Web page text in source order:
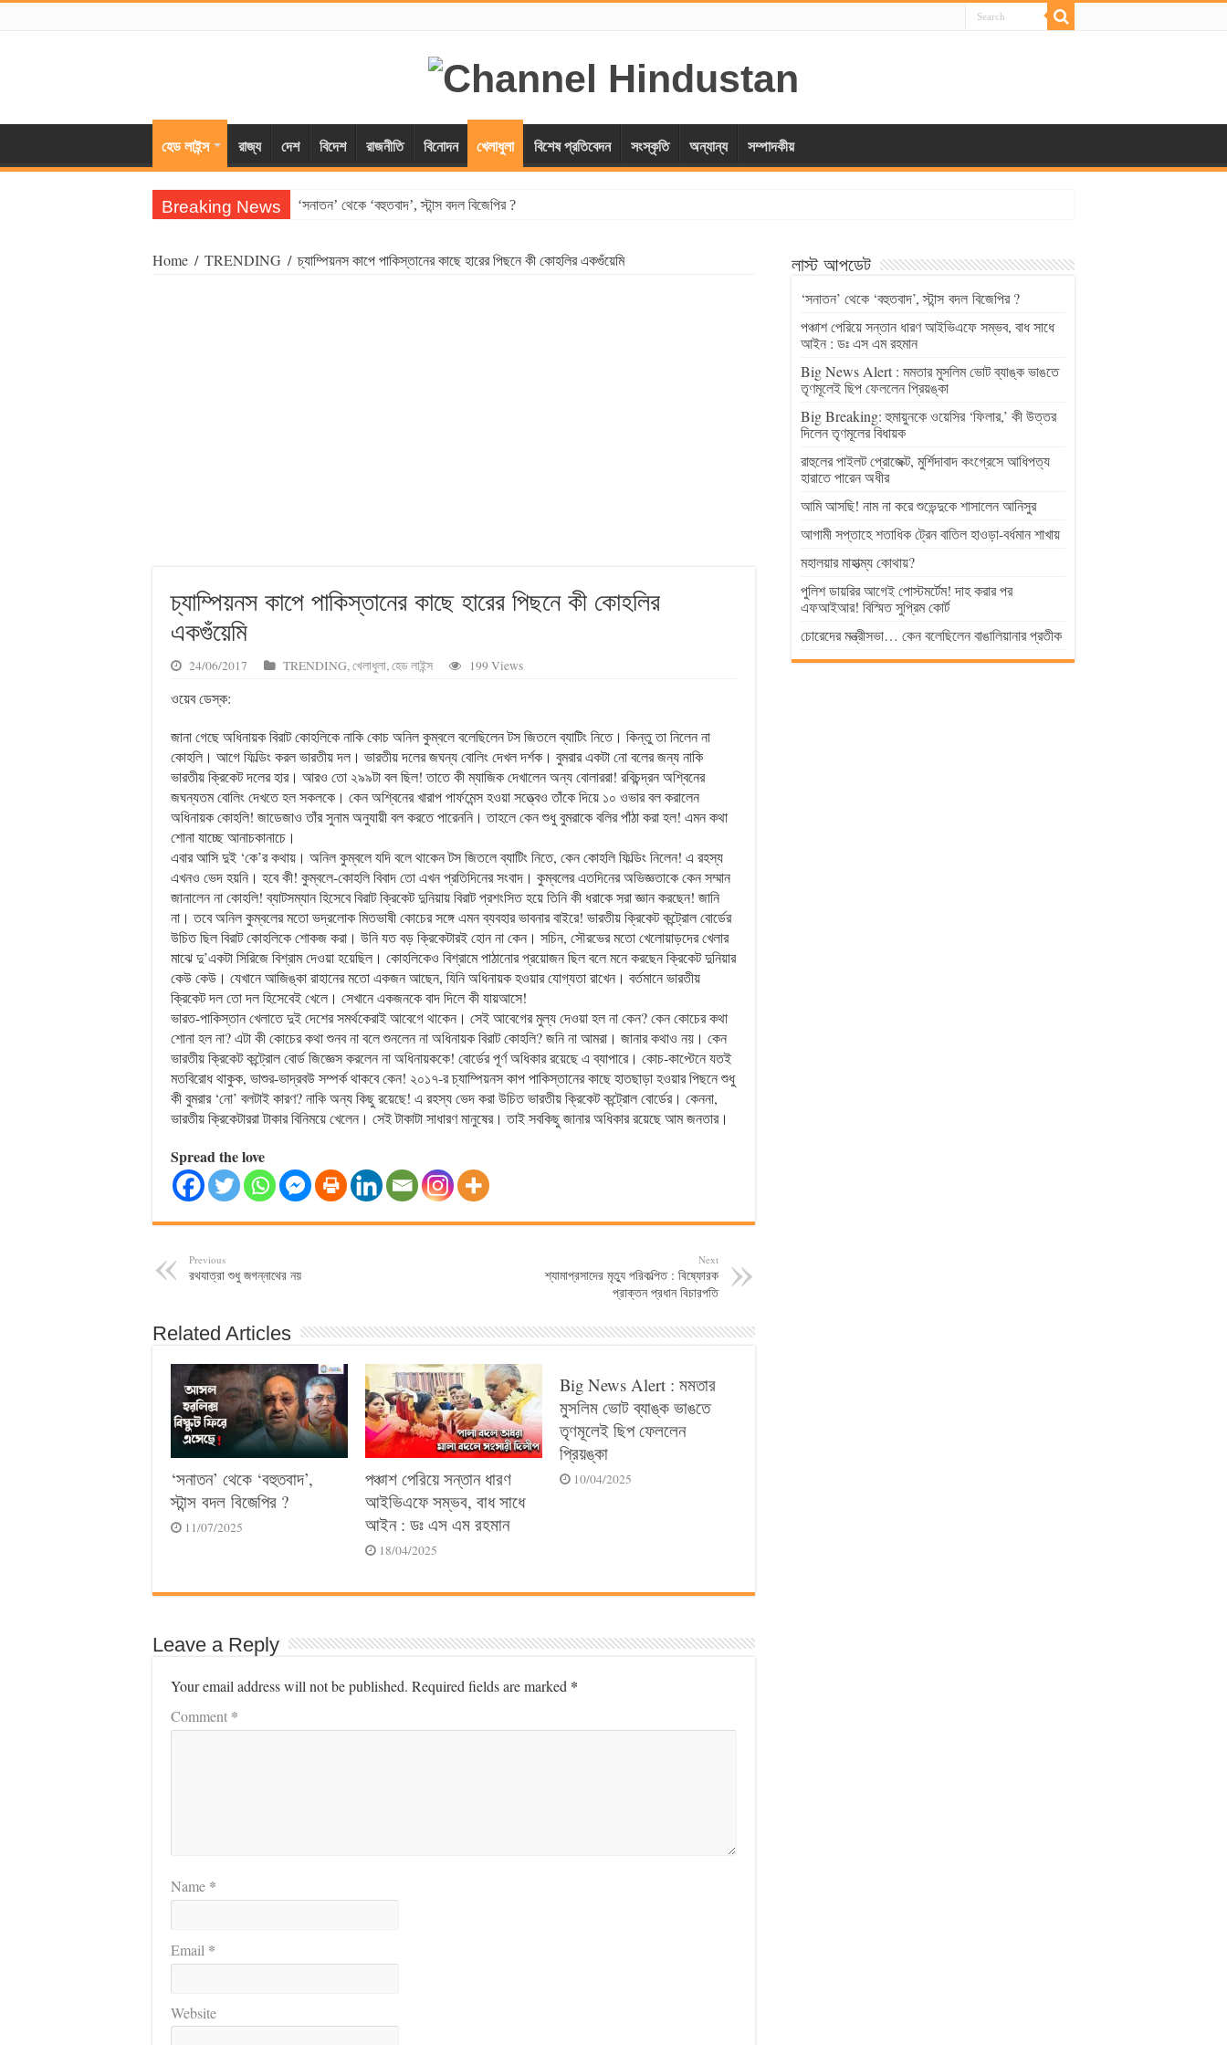
হেড লাইন্স রাজ্য দেশ বিদেশ রাজনীতি বিনোদন খেলাধুলা বিশেষ প্রতিবেদন সংস্কৃতি অন্যান্য সম্পাদকীয়
Breaking News ‘সনাতন’ থেকে ‘বহুতবাদ’, স্টান্স বদল বিজেপির ?
Home / TRENDING / চ্যাম্পিয়নস কাপে পাকিস্তানের কাছে হারের পিছনে কী কোহলির একগুঁয়েমি
চ্যাম্পিয়নস কাপে পাকিস্তানের কাছে হারের পিছনে কী কোহলির
একগুঁয়েমি
24/06/2017 TRENDING,খেলাধুলা,হেড লাইন্স 199 Views
ওয়েব ডেস্ক:
জানা গেছে অধিনায়ক বিরাট কোহলিকে নাকি কোচ অনিল কুম্বলে বলেছিলেন টস জিতলে ব্যাটিং নিতে। কিন্তু তা নিলেন না
কোহলি। আগে ফিল্ডিং করল ভারতীয় দল। ভারতীয় দলের জঘন্য বোলিং দেখল দর্শক। বুমরার একটা নো বলের জন্য নাকি
ভারতীয় ক্রিকেট দলের হার। আরও তো ২৯৯টা বল ছিল! তাতে কী ম্যাজিক দেখালেন অন্য বোলাররা! রবিচন্দ্রন অশ্বিনের
জঘন্যতম বোলিং দেখতে হল সকলকে। কেন অশ্বিনের খারাপ পার্ফমেন্স হওয়া সত্ত্বেও তাঁকে দিয়ে ১০ ওভার বল করালেন
অধিনায়ক কোহলি! জাডেজাও তাঁর সুনাম অনুযায়ী বল করতে পারেননি। তাহলে কেন শুধু বুমরাকে বলির পাঁঠা করা হল! এমন কথা
শোনা যাচ্ছে আনাচকানাচে।
এবার আসি দুই ‘কে’র কথায়। অনিল কুম্বলে যদি বলে থাকেন টস জিতলে ব্যাটিং নিতে, কেন কোহলি ফিল্ডিং নিলেন! এ রহস্য
এখনও ভেদ হয়নি। হবে কী! কুম্বলে-কোহলি বিবাদ তো এখন প্রতিদিনের সংবাদ। কুম্বলের এতদিনের অভিজ্ঞতাকে কেন সম্মান
জানালেন না কোহলি! ব্যাটসম্যান হিসেবে বিরাট ক্রিকেট দুনিয়ায় বিরাট প্রশংসিত হয়ে তিনি কী ধরাকে সরা জ্ঞান করছেন! জানি
না। তবে অনিল কুম্বলের মতো ভদ্রলোক মিতভাষী কোচের সঙ্গে এমন ব্যবহার ভাবনার বাইরে! ভারতীয় ক্রিকেট কন্ট্রোল বোর্ডের
উচিত ছিল বিরাট কোহলিকে শোকজ করা। উনি যত বড় ক্রিকেটারই হোন না কেন। সচিন, সৌরভের মতো খেলোয়াড়দের খেলার
মাঝে দু’একটা সিরিজে বিশ্রাম দেওয়া হয়েছিল। কোহলিকেও বিশ্রামে পাঠানোর প্রয়োজন ছিল বলে মনে করছেন ক্রিকেট দুনিয়ার
কেউ কেউ। যেখানে আজিঙ্কা রাহানের মতো একজন আছেন, যিনি অধিনায়ক হওয়ার যোগ্যতা রাখেন। বর্তমানে ভারতীয়
ক্রিকেট দল তো দল হিসেবেই খেলে। সেখানে একজনকে বাদ দিলে কী যায়আসে!
ভারত-পাকিস্তান খেলাতে দুই দেশের সমর্থকেরাই আবেগে থাকেন। সেই আবেগের মুল্য দেওয়া হল না কেন? কেন কোচের কথা
শোনা হল না? এটা কী কোচের কথা শুনব না বলে শুনলেন না অধিনায়ক বিরাট কোহলি? জনি না আমরা। জানার কথাও নয়। কেন
ভারতীয় ক্রিকেট কন্ট্রোল বোর্ড জিজ্ঞেস করলেন না অধিনায়ককে! বোর্ডের পূর্ণ অধিকার রয়েছে এ ব্যাপারে। কোচ-কাপ্টেনে যতই
মতবিরোধ থাকুক, ভাশুর-ভাদ্রবউ সম্পর্ক থাকবে কেন! ২০১৭-র চ্যাম্পিয়নস কাপ পাকিস্তানের কাছে হাতছাড়া হওয়ার পিছনে শুধু
কী বুমরার ‘নো’ বলটাই কারণ? নাকি অন্য কিছু রয়েছে! এ রহস্য ভেদ করা উচিত ভারতীয় ক্রিকেট কন্ট্রোল বোর্ডের। কেননা,
ভারতীয় ক্রিকেটাররা টাকার বিনিময়ে খেলেন। সেই টাকাটা সাধারণ মানুষের। তাই সবকিছু জানার অধিকার রয়েছে আম জনতার।
Spread the love
Previous
রথযাত্রা শুধু জগন্নাথের নয়
Next
শ্যামাপ্রসাদের মৃত্যু পরিকল্পিত : বিষ্ফোরক
প্রাক্তন প্রধান বিচারপতি
Related Articles
‘সনাতন’ থেকে ‘বহুতবাদ’,
স্টান্স বদল বিজেপির ?
11/07/2025
পঞ্চাশ পেরিয়ে সন্তান ধারণ
আইভিএফে সম্ভব, বাধ সাধে
আইন : ডঃ এস এম রহমান
18/04/2025
Big News Alert : মমতার
মুসলিম ভোট ব্যাঙ্ক ভাঙতে
তৃণমূলেই ছিপ ফেললেন
প্রিয়ঙ্কা
10/04/2025
Leave a Reply
Your email address will not be published. Required fields are marked *
Comment *
Name *
Email *
Website
লাস্ট আপডেট
‘সনাতন’ থেকে ‘বহুতবাদ’, স্টান্স বদল বিজেপির ?
পঞ্চাশ পেরিয়ে সন্তান ধারণ আইভিএফে সম্ভব, বাধ সাধে
আইন : ডঃ এস এম রহমান
Big News Alert : মমতার মুসলিম ভোট ব্যাঙ্ক ভাঙতে
তৃণমূলেই ছিপ ফেললেন প্রিয়ঙ্কা
Big Breaking: হুমায়ুনকে ওয়েসির ‘ফিলার,’ কী উত্তর
দিলেন তৃণমূলের বিধায়ক
রাহুলের পাইলট প্রোজেক্ট, মুর্শিদাবাদ কংগ্রেসে আধিপত্য
হারাতে পারেন অধীর
আমি আসছি! নাম না করে শুভেন্দুকে শাসালেন আনিসুর
আগামী সপ্তাহে শতাধিক ট্রেন বাতিল হাওড়া-বর্ধমান শাখায়
মহালয়ার মাহাত্ম্য কোথায়?
পুলিশ ডায়রির আগেই পোস্টমর্টেম! দাহ করার পর
এফআইআর! বিস্মিত সুপ্রিম কোর্ট
চোরেদের মন্ত্রীসভা… কেন বলেছিলেন বাঙালিয়ানার প্রতীক